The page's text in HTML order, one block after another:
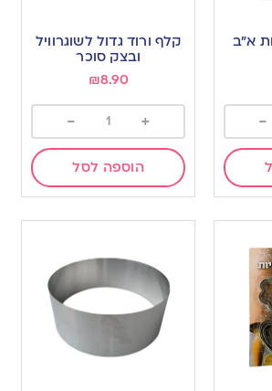
א”ב
-
קלף ורוד גדול לשוגרוויל
ובצק סוכר
₪8.90
+
-
הוספה לסל